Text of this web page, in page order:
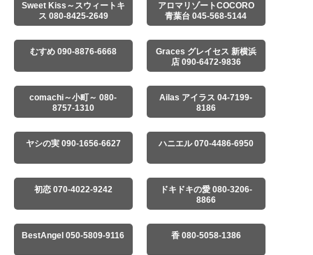
Sweet Kiss～スウィートキ
ス 080-8425-2649
アロマリゾートCOCORO
青葉台 045-568-5144
むすめ 090-8876-6668
Graces グレイセス 新横浜
店 090-6472-9836
comachi～小町～ 080-
8757-1310
Ailas アイラス 04-7199-
8186
ヤシの実 090-1656-6627 ハニエル 070-4486-6950
初恋 070-4022-9242
ドキドキの愛 080-3206-
8866
BestAngel 050-5809-9116 香 080-5058-1386